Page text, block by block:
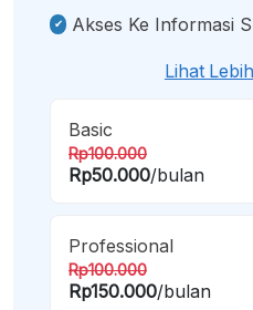
Akses Ke Informasi
Lihat
Basic
Rp100.000
Rp50.000/bulan
Professional
Rp100.000
Rp150.000/bulan